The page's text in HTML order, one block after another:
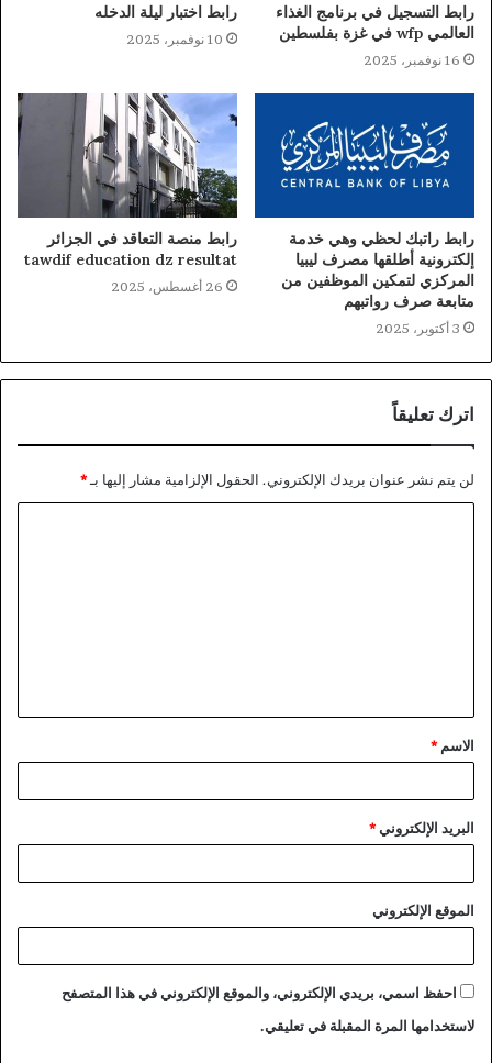
رابط التسجيل في برنامج الغذاء
العالمي wfp في غزة بفلسطين
16 نوفمبر، 2025
رابط اختبار ليلة الدخله
10 نوفمبر، 2025
رابط راتبك لحظي وهي خدمة
إلكترونية أطلقها مصرف ليبيا
المركزي لتمكين الموظفين من
متابعة صرف رواتبهم
3 أكتوبر، 2025
رابط منصة التعاقد في الجزائر
tawdif education dz resultat
26 أغسطس، 2025
اترك تعليقاً
لن يتم نشر عنوان بريدك الإلكتروني. الحقول الإلزامية مشار إليها بـ*
ق
*
الاسم *
البريد الإلكتروني*
الموقع الإلكتروني
احفظ اسمي، بريدي الإلكتروني، والموقع الإلكتروني في هذا المتصفح
لاستخدامها المرة المقبلة في تعليقي.